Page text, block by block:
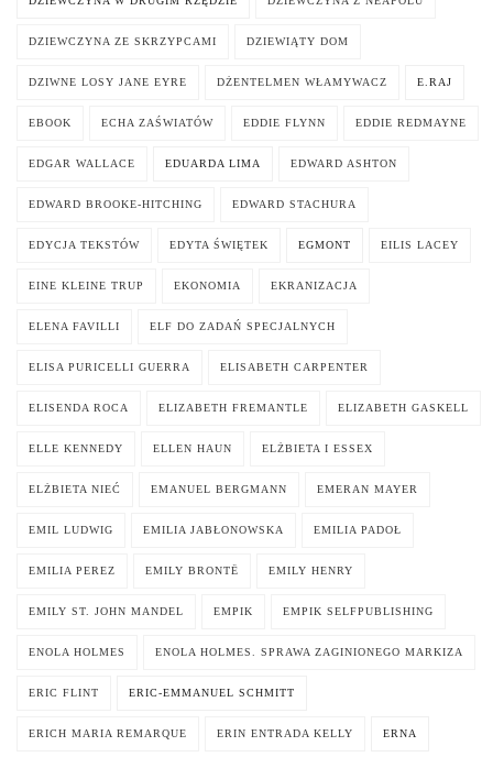
DZIEWCZYNA ZE SKRZYPCAMI DZIEWIĄTY DOM
DZIWNE LOSY JANE EYRE DŻENTELMEN WŁAMYWACZ E.RAJ
EBOOK ECHA ZAŚWIATÓW EDDIE FLYNN EDDIE REDMAYNE
EDGAR WALLACE EDUARDA LIMA EDWARD ASHTON
EDWARD BROOKE-HITCHING EDWARD STACHURA
EDYCJA TEKSTÓW EDYTA ŚWIĘTEK EGMONT EILIS LACEY
EINE KLEINE TRUP EKONOMIA EKRANIZACJA
ELENA FAVILLI ELF DO ZADAŃ SPECJALNYCH
ELISA PURICELLI GUERRA ELISABETH CARPENTER
ELISENDA ROCA ELIZABETH FREMANTLE ELIZABETH GASKELL
ELLE KENNEDY ELLEN HAUN ELŻBIETA I ESSEX
ELŻBIETA NIEĆ EMANUEL BERGMANN EMERAN MAYER
EMIL LUDWIG EMILIA JABŁONOWSKA EMILIA PADOŁ
EMILIA PEREZ EMILY BRONTË EMILY HENRY
EMILY ST. JOHN MANDEL EMPIK EMPIK SELFPUBLISHING
ENOLA HOLMES ENOLA HOLMES. SPRAWA ZAGINIONEGO MARKIZA
ERIC FLINT ERIC-EMMANUEL SCHMITT
ERICH MARIA REMARQUE ERIN ENTRADA KELLY ERNA